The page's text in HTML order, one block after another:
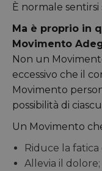
È normale
Ma è proprio in
Movimento
Non un
eccessivo che il
Movimento
possibilità di
Un Movimento
Riduce la
Allevia il dolore;